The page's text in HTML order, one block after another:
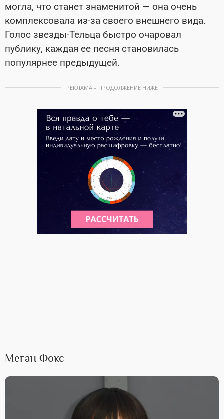
могла, что станет знаменитой — она очень
комплексовала из-за своего внешнего вида.
Голос звезды-Тельца быстро очаровал
публику, каждая ее песня становилась
популярнее предыдущей.
РЕКЛАМА – ПРОДОЛЖЕНИЕ НИЖЕ
Меган Фокс